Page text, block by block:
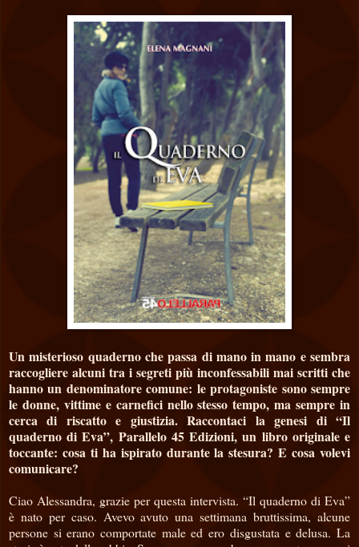
Un misterioso quaderno che passa di mano in mano e sembra
raccogliere alcuni tra i segreti più inconfessabili mai scritti che
hanno un denominatore comune: le protagoniste sono sempre
le donne, vittime e carnefici nello stesso tempo, ma sempre in
cerca di riscatto e giustizia. Raccontaci la genesi di “Il
quaderno di Eva”, Parallelo 45 Edizioni, un libro originale e
toccante: cosa ti ha ispirato durante la stesura? E cosa volevi
comunicare?
Ciao Alessandra, grazie per questa intervista. “Il quaderno di Eva”
è nato per caso. Avevo avuto una settimana bruttissima, alcune
persone si erano comportate male ed ero disgustata e delusa. La